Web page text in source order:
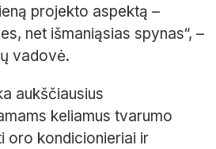
projekto aspektą –
net išmaniąsias spynas“, –
vadovė.
aukščiausius
keliamus tvarumo
oro kondicionieriai ir